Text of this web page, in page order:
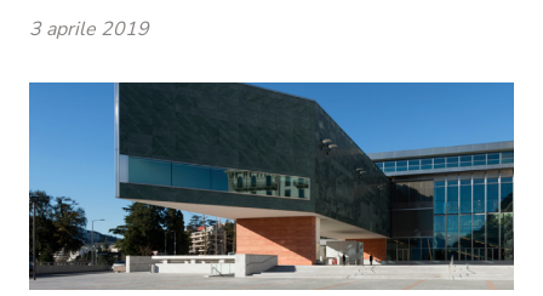
3 aprile 2019